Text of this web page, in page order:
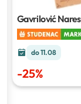
Gavrilović
do 11.08
-25%